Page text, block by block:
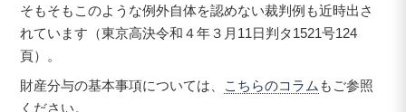
そもそもこのような例外自体を認めない裁判例も近時出さ
れています（東京高決令和４年３月11日判タ1521号124
頁）。
財産分与の基本事項については、 こちらのコラム もご参照
ください。